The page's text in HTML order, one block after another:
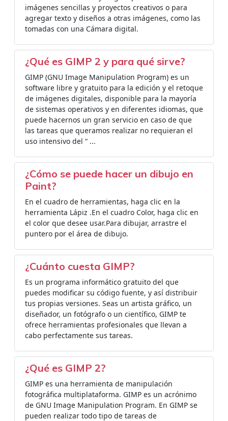
imágenes sencillas y proyectos creativos o para
agregar texto y diseños a otras imágenes, como las
tomadas con una Cámara digital.
¿Qué es GIMP 2 y para qué sirve?
GIMP (GNU Image Manipulation Program) es un
software libre y gratuito para la edición y el retoque
de imágenes digitales, disponible para la mayoría
de sistemas operativos y en diferentes idiomas, que
puede hacernos un gran servicio en caso de que
las tareas que queramos realizar no requieran el
uso intensivo del “ ...
¿Cómo se puede hacer un dibujo en
Paint?
En el cuadro de herramientas, haga clic en la
herramienta Lápiz .En el cuadro Color, haga clic en
el color que desee usar.Para dibujar, arrastre el
puntero por el área de dibujo.
¿Cuánto cuesta GIMP?
Es un programa informático gratuito del que
puedes modificar su código fuente, y así distribuir
tus propias versiones. Seas un artista gráfico, un
diseñador, un fotógrafo o un científico, GIMP te
ofrece herramientas profesionales que llevan a
cabo perfectamente sus tareas.
¿Qué es GIMP 2?
GIMP es una herramienta de manipulación
fotográfica multiplataforma. GIMP es un acrónimo
de GNU Image Manipulation Program. En GIMP se
pueden realizar todo tipo de tareas de